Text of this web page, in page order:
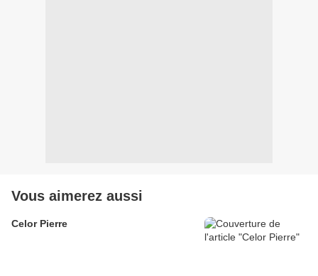
Vous aimerez aussi
Celor Pierre